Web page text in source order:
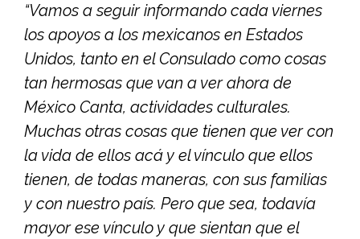
“Vamos a seguir informando cada viernes
los apoyos a los mexicanos en Estados
Unidos, tanto en el Consulado como cosas
tan hermosas que van a ver ahora de
México Canta, actividades culturales.
Muchas otras cosas que tienen que ver con
la vida de ellos acá y el vínculo que ellos
tienen, de todas maneras, con sus familias
y con nuestro país. Pero que sea, todavía
mayor ese vínculo y que sientan que el